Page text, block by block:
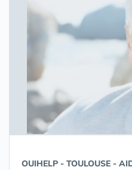
OUIHELP - TOULOUSE -